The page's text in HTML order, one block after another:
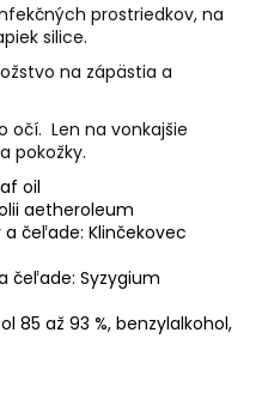
prostriedkov, na
silice.
na zápästia a
očí. Len na vonkajšie
pokožky.
oil
aetheroleum
a čeľade: Klinčekovec
čeľade: Syzygium
85 až 93 %, benzylalkohol,